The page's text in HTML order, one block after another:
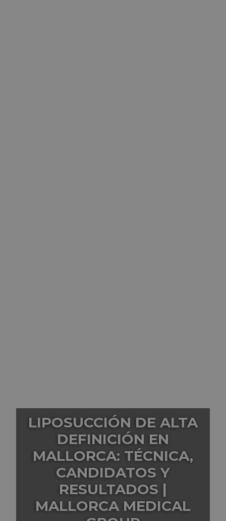
LIPOSUCCIÓN DE ALTA
DEFINICIÓN EN
MALLORCA: TÉCNICA,
CANDIDATOS Y
RESULTADOS |
MALLORCA MEDICAL